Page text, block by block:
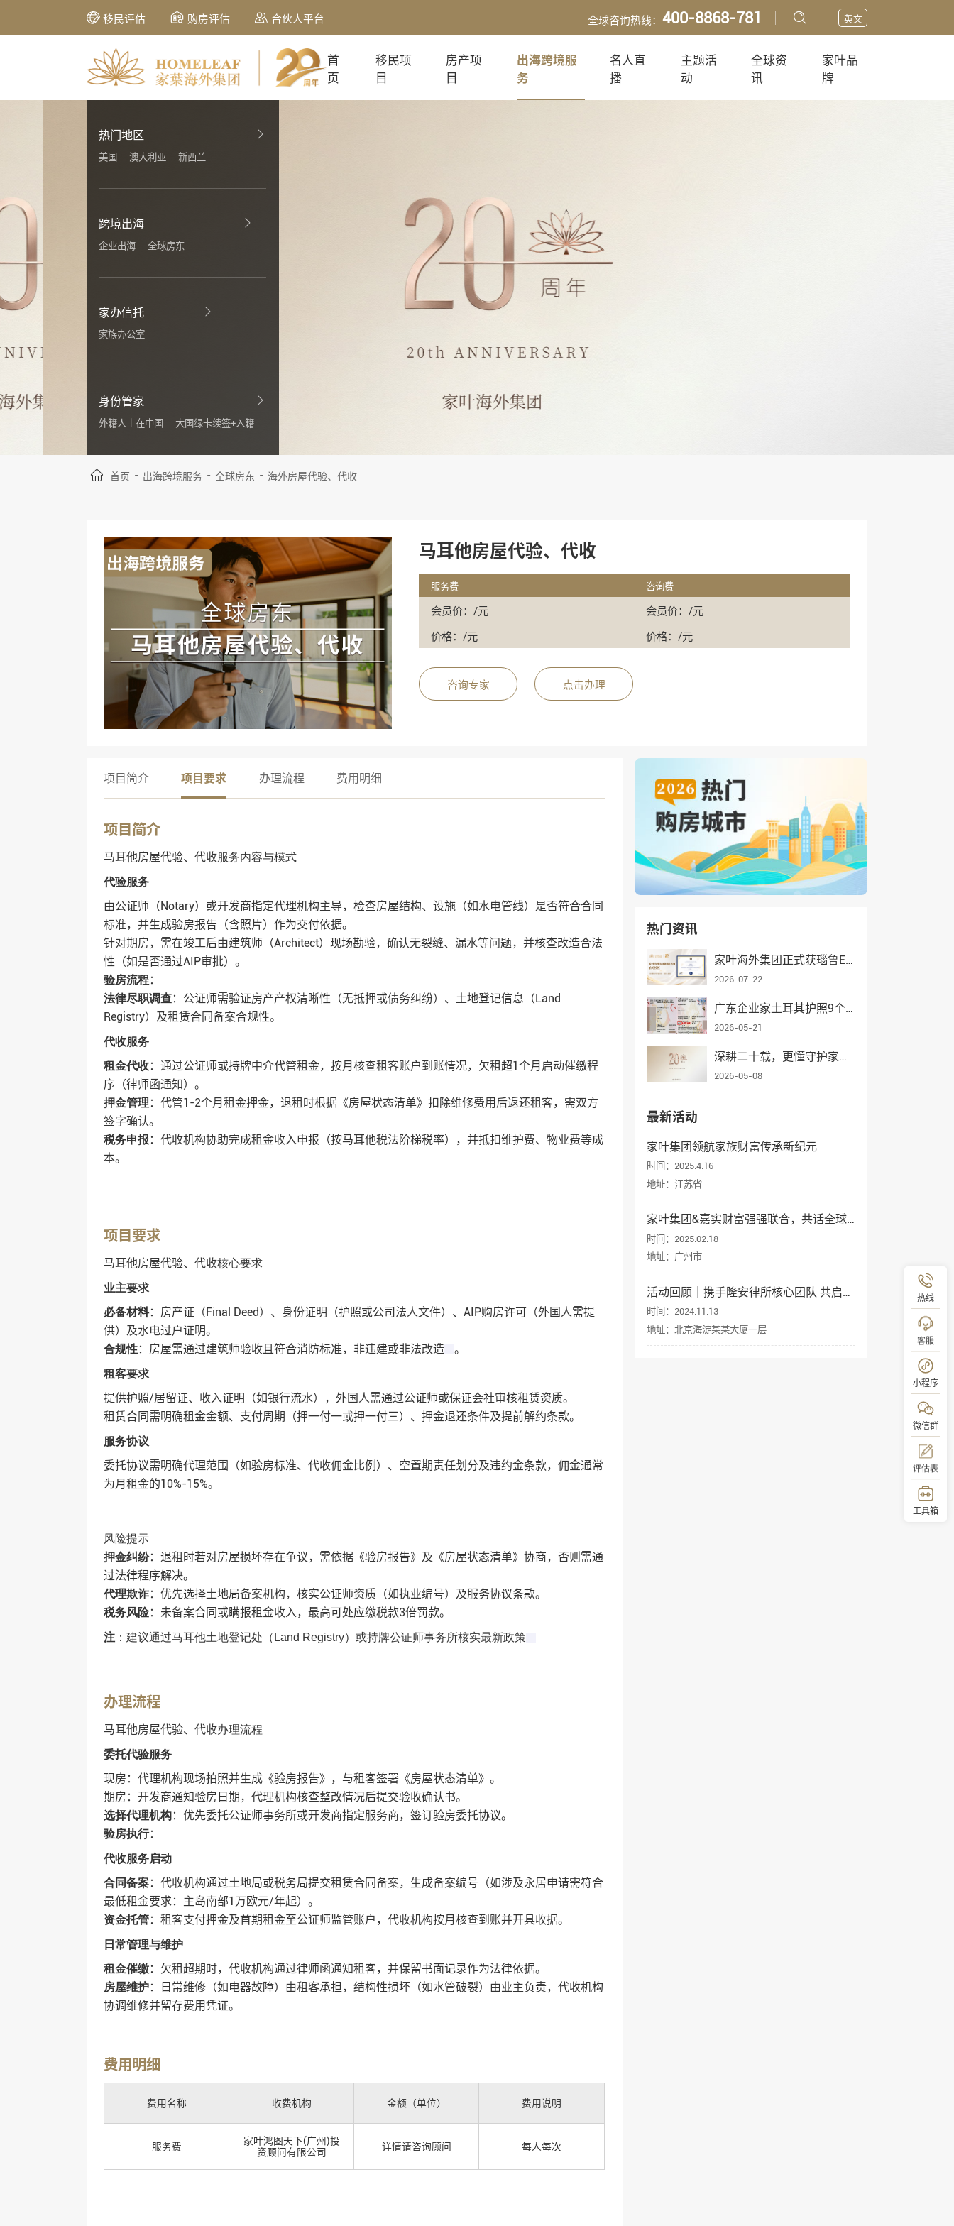
移民评估 购房评估 合伙人平台 全球咨询热线：400-8868-781 英文
首
页
移民项
目
房产项
目
出海跨境服
务
名人直
播
主题活
动
全球资
讯
家叶品
牌
热门地区
美国 澳大利亚 新西兰
跨境出海
企业出海 全球房东
家办信托
家族办公室
身份管家
外籍人士在中国 大国绿卡续签+入籍
首页 - 出海跨境服务 - 全球房东 - 海外房屋代验、代收
马耳他房屋代验、代收
服务费 咨询费
会员价：/元
会员价：/元
价格：/元
价格：/元
咨询专家 点击办理
项目简介 项目要求 办理流程 费用明细
项目简介
马耳他房屋代验、代收服务内容与模式
代验服务
由公证师（Notary）或开发商指定代理机构主导，检查房屋结构、设施（如水电管线）是否符合合同
标准，并生成验房报告（含照片）作为交付依据‌。
针对期房，需在竣工后由建筑师（Architect）现场勘验，确认无裂缝、漏水等问题，并核查改造合法
性（如是否通过AIP审批）‌。
验房流程‌：
法律尽职调查‌：公证师需验证房产产权清晰性（无抵押或债务纠纷）、土地登记信息（Land
Registry）及租赁合同备案合规性‌。
代收服务
租金代收‌：通过公证师或持牌中介代管租金，按月核查租客账户到账情况，欠租超1个月启动催缴程
序（律师函通知）‌。
押金管理 ‌：代管1-2个月租金押金，退租时根据《房屋状态清单》扣除维修费用后返还租客，需双方
签字确认‌。
税务申报 ‌：代收机构协助完成租金收入申报（按马耳他税法阶梯税率），并抵扣维护费、物业费等成
本‌。
项目要求
马耳他房屋代验、代收核心要求
业主要求
必备材料‌：房产证（Final Deed）、身份证明（护照或公司法人文件）、AIP购房许可（外国人需提
供）及水电过户证明‌。
合规性‌：房屋需通过建筑师验收且符合消防标准，非违建或非法改造‌ 。
租客要求
提供护照/居留证、收入证明（如银行流水），外国人需通过公证师或保证会社审核租赁资质‌。
租赁合同需明确租金金额、支付周期（押一付一或押一付三）、押金退还条件及提前解约条款‌。
服务协议
委托协议需明确代理范围（如验房标准、代收佣金比例）、空置期责任划分及违约金条款，佣金通常
为月租金的10%-15%‌。
风险提示
押金纠纷‌：退租时若对房屋损坏存在争议，需依据《验房报告》及《房屋状态清单》协商，否则需通
过法律程序解决‌。
代理欺诈‌：优先选择土地局备案机构，核实公证师资质（如执业编号）及服务协议条款‌。
税务风险‌：未备案合同或瞒报租金收入，最高可处应缴税款3倍罚款‌。
注 ‌：建议通过马耳他土地登记处（Land Registry）或持牌公证师事务所核实最新政策‌
办理流程
马耳他房屋代验、代收办理流程
委托代验服务
现房：代理机构现场拍照并生成《验房报告》，与租客签署《房屋状态清单》‌。
期房：开发商通知验房日期，代理机构核查整改情况后提交验收确认书‌。
选择代理机构‌：优先委托公证师事务所或开发商指定服务商，签订验房委托协议‌。
验房执行‌：
代收服务启动
合同备案‌：代收机构通过土地局或税务局提交租赁合同备案，生成备案编号（如涉及永居申请需符合
最低租金要求：主岛南部1万欧元/年起）‌。
资金托管‌：租客支付押金及首期租金至公证师监管账户，代收机构按月核查到账并开具收据‌。
日常管理与维护
租金催缴‌：欠租超期时，代收机构通过律师函通知租客，并保留书面记录作为法律依据‌。
房屋维护‌：日常维修（如电器故障）由租客承担，结构性损坏（如水管破裂）由业主负责，代收机构
协调维修并留存费用凭证‌。
费用明细
费用名称 收费机构 金额（单位） 费用说明
服务费
家叶鸿图天下(广州)投
资顾问有限公司
详情请咨询顾问 每人每次
热门资讯
家叶海外集团正式获瑙鲁ECRCP项目官方授权，身份规划服务再添权威认证
2026-07-22
广东企业家土耳其护照9个月获批，家叶海外全流程护航一家三口入籍
2026-05-21
深耕二十载，更懂守护家业——家叶海外集团辉煌发展纪实
2026-05-08
最新活动
家叶集团领航家族财富传承新纪元
时间：2025.4.16
地址：江苏省
家叶集团&嘉实财富强强联合，共话全球资产配置与身份规划
时间：2025.02.18
地址：广州市
活动回顾｜携手隆安律所核心团队 共启企业出海新征程
时间：2024.11.13
地址：北京海淀某某大厦一层
热线
客服
小程序
微信群
评估表
工具箱